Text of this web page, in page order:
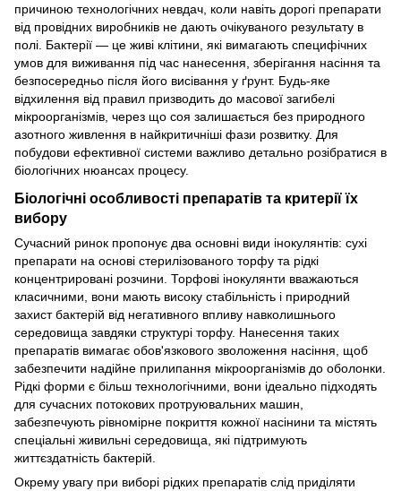
причиною технологічних невдач, коли навіть дорогі препарати
від провідних виробників не дають очікуваного результату в
полі. Бактерії — це живі клітини, які вимагають специфічних
умов для виживання під час нанесення, зберігання насіння та
безпосередньо після його висівання у ґрунт. Будь-яке
відхилення від правил призводить до масової загибелі
мікроорганізмів, через що соя залишається без природного
азотного живлення в найкритичніші фази розвитку. Для
побудови ефективної системи важливо детально розібратися в
біологічних нюансах процесу.
Біологічні особливості препаратів та критерії їх
вибору
Сучасний ринок пропонує два основні види інокулянтів: сухі
препарати на основі стерилізованого торфу та рідкі
концентрировані розчини. Торфові інокулянти вважаються
класичними, вони мають високу стабільність і природний
захист бактерій від негативного впливу навколишнього
середовища завдяки структурі торфу. Нанесення таких
препаратів вимагає обов'язкового зволоження насіння, щоб
забезпечити надійне прилипання мікроорганізмів до оболонки.
Рідкі форми є більш технологічними, вони ідеально підходять
для сучасних потокових протруювальних машин,
забезпечують рівномірне покриття кожної насінини та містять
спеціальні живильні середовища, які підтримують
життєздатність бактерій.
Окрему увагу при виборі рідких препаратів слід приділяти